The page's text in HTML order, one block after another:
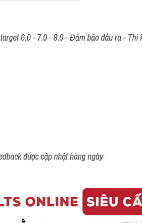
6.0 - 7.0 - 8.0 - Đảm bảo đầu ra - Thi
được cập nhật hàng ngày